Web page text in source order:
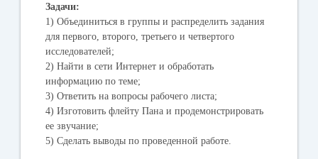
Задачи:
1) Объединиться в группы и распределить задания
для первого, второго, третьего и четвертого
исследователей;
2) Найти в сети Интернет и обработать
информацию по теме;
3) Ответить на вопросы рабочего листа;
4) Изготовить флейту Пана и продемонстрировать
ее звучание;
5) Сделать выводы по проведенной работе.